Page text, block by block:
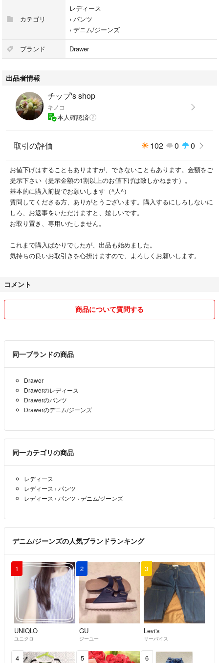
★こちらはロールアップしての着用が断然可愛いです。
〜〜商品説明〜〜
ノンウォッシュのインディゴに粉砂糖をかけたような唯一無二の生地を使
のあるしなやかなデニムに仕上がりました。
ハイウェストのリラックスストレートカットで、スタイリッシュながらも
ゆとりのあるフィット感が特徴です。
ウェスト部分後ろにはアルファをくり抜いたハート型刺繍が、また内ポケ
ット布に は"Tu es ce que tu portes" (あなたはあなたの着る物で出来てい
ボタン、リベットはk24ゴールドプレーティングでラグジュアリーな仕様
でエレガントに。カジュアルな中にもaLORSらしさをプラスしました。
#Aya, #Paris,#ドレステリア, #a.p.c., #マーガレットハウエル, #アローパ
リ,# Etre tokyo
カテゴリ
レディース
› パンツ
› デニム/ジーンズ
ブランド Drawer
出品者情報
チップ's shop
キノコ
本人確認済
取引の評価 102 0 0
お値下げはすることもありますが、できないこともあります。金額をご
提示下さい（提示金額の1割以上のお値下げは致しかねます）。
基本的に購入前提でお願いします（^人^）
質問してくださる方、ありがとうございます。購入するにしろしないに
しろ、お返事をいただけますと、嬉しいです。
お取り置き、専用いたしません。
これまで購入ばかりでしたが、出品も始めました。
気持ちの良いお取引きを心掛けますので、よろしくお願いします。
コメント
商品について質問する
同一ブランドの商品
Drawer
Drawerのレディース
Drawerのパンツ
Drawerのデニム/ジーンズ
同一カテゴリの商品
レディース
レディース › パンツ
レディース › パンツ › デニム/ジーンズ
デニム/ジーンズの人気ブランドランキング
1
UNIQLO
ユニクロ
2
GU
ジーユー
3
Levi's
リーバイス
4 5 6